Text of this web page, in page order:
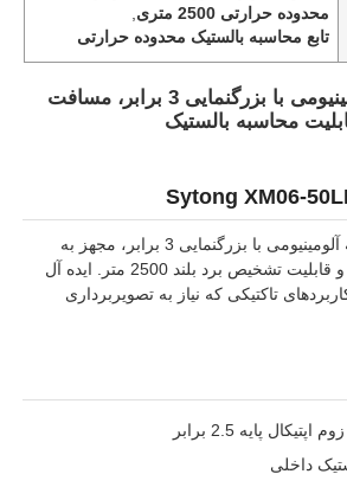
محدوده حرارتی 2500 متری
تابع محاسبه بالستیک محدوده حرارتی
دوربین حرارتی آلومینیومی با بزرگنمایی 3 برابر، مسافت
دوربین حرارتی پیشرفته آلومینیومی با بزرگنمایی 3 برابر، مجهز به
محاسبه بالستیک داخلی و قابلیت تشخیص برد بلند 2500 متر. ایده آل
تاکتیکی که نیاز به تصویربرداری
داخلی